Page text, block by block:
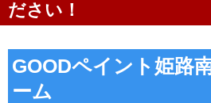
ださい！
GOODペイント姫路
ーム